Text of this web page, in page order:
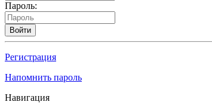
Пароль:
Войти
Регистрация
Напомнить пароль
Навигация